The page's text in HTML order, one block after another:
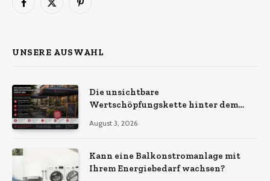
Facebook
X
Pinterest
UNSERE AUSWAHL
Die unsichtbare
Wertschöpfungskette hinter dem
Ökonomie, EU-Fertigung und
wirklich bedeuten
August 3, 2026
Kann eine Balkonstromanlage mit
Ihrem Energiebedarf wachsen?